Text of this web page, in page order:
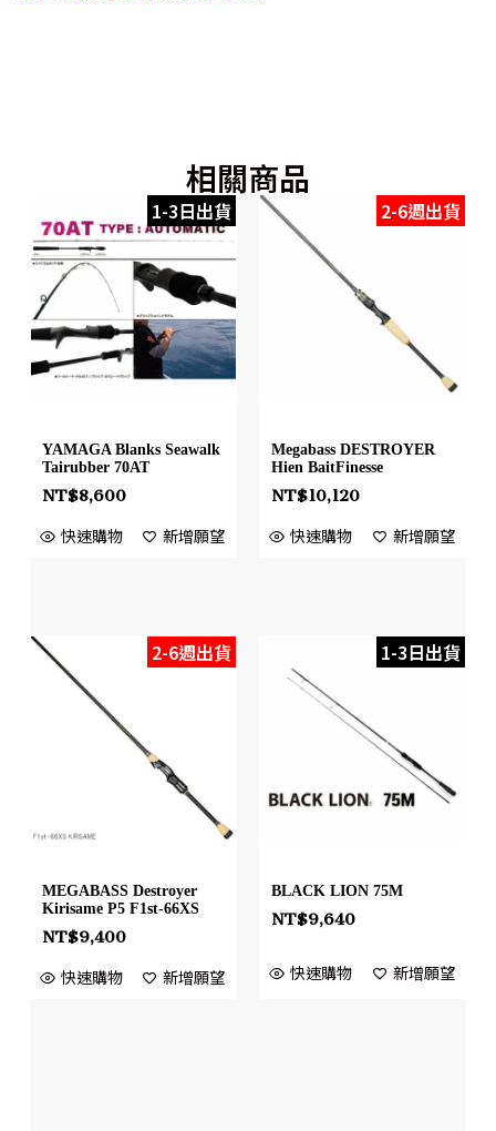
相關商品
1-3日出貨
YAMAGA Blanks Seawalk
Tairubber 70AT
NT$8,600
快速購物 新增願望
2-6週出貨
Megabass DESTROYER
Hien BaitFinesse
NT$10,120
快速購物 新增願望
2-6週出貨
MEGABASS Destroyer
Kirisame P5 F1st-66XS
NT$9,400
快速購物 新增願望
1-3日出貨
BLACK LION 75M
NT$9,640
快速購物 新增願望